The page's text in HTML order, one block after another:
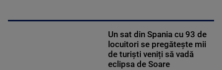
Un sat din Spania cu 93 de
locuitori se pregătește mii
de turiști veniți să vadă
eclipsa de Soare